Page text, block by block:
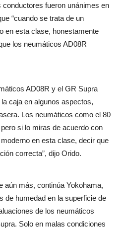
fueron unánimes en
“cuando se trata de un
en esta clase, honestamente
los neumáticos AD08R
AD08R y el GR Supra
caja en algunos aspectos,
Los neumáticos como el 80
si lo miras de acuerdo con
en esta clase, decir que
correcta”, dijo Orido.
aún más, continúa Yokohama,
de humedad en la superficie de
de los neumáticos
Solo en malas condiciones